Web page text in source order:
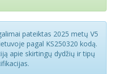
pateiktas 2025 metų V5
pagal KS250320 kodą.
apie skirtingų dydžių ir tipų